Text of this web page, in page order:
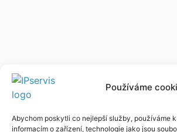
Používáme
Abychom poskytli co nejlepší služby, používáme
informacím o zařízení, technologie jako jsou